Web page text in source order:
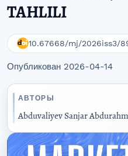
TАHLILI
10.67668/mj/2026iss3/
Опубликован 2026-04-14
АВТОРЫ
Аbduvаliyеv Sаnjаr